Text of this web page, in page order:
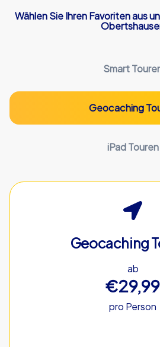
Wählen Sie Ihren Favoriten aus
Smart
Geocaching
iPad Touren
Geocaching
ab
€29,99
pro Person